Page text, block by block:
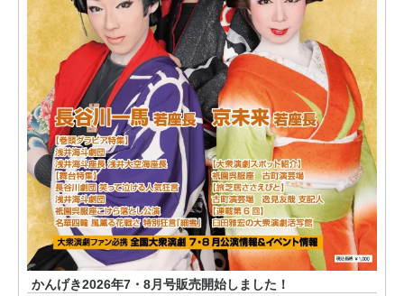
かんげき2026年7・8月号販売開始しました！